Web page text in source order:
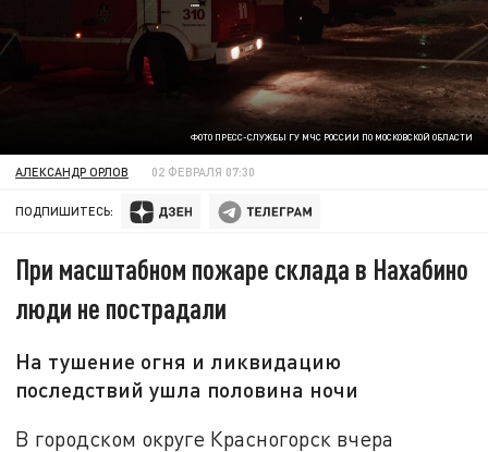
ФОТО ПРЕСС-СЛУЖБЫ ГУ МЧС РОССИИ ПО МОСКОВСКОЙ ОБЛАСТИ
АЛЕКСАНДР ОРЛОВ 02 ФЕВРАЛЯ 07:30
ПОДПИШИТЕСЬ:
При масштабном пожаре склада в Нахабино
люди не пострадали
На тушение огня и ликвидацию
последствий ушла половина ночи
В городском округе Красногорск вчера